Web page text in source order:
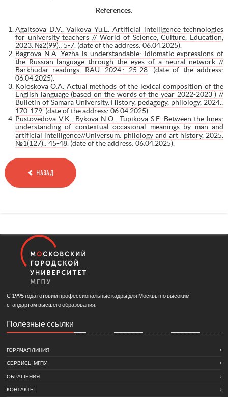
References:
Agaltsova D.V., Valkova Yu.E. Artificial intelligence technologies
for university teachers // World of Science, Culture, Education,
2023. №2(99).: 5-7. (date of the address: 06.04.2025).
Bagrova N.A. Yezha is understandable: idiomatic expressions of
the Russian language through the eyes of a neural network //
Barkhudar readings, RAU. 2024.: 25-28 . (date of the address:
06.04.2025).
Koloskova O.A. Actual methods of the lexical composition of the
English language (based on the words of the year 2022-2023 ) //
Bulletin of Samara University. History, pedagogy, philology, 2024.:
170-179. (date of the address: 06.04.2025).
Pustovedova V.K., Bykova N.O., Tupikova S.E. Between the lines:
understanding of contextual occasional meanings by man and
artificial intelligence//Universum: philology and art history, 2025.
№1(127).: 45-48. (date of the address: 06.04.2025).
НАЗАД
С 1995 года готовим профессиональные кадры для Москвы по высоким
стандартам высшего образования.
Полезные ссылки
ГОРЯЧАЯ ЛИНИЯ
СЕРВИСЫ МГПУ
ОБРАЩЕНИЯ
КОНТАКТЫ